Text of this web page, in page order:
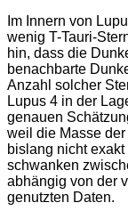
Im Innern von
wenig T-Tauri-
hin, dass die
benachbarte
Anzahl solcher
Lupus 4 in der
genauen
weil die Masse
bislang nicht
schwanken
abhängig von der
genutzten Daten.